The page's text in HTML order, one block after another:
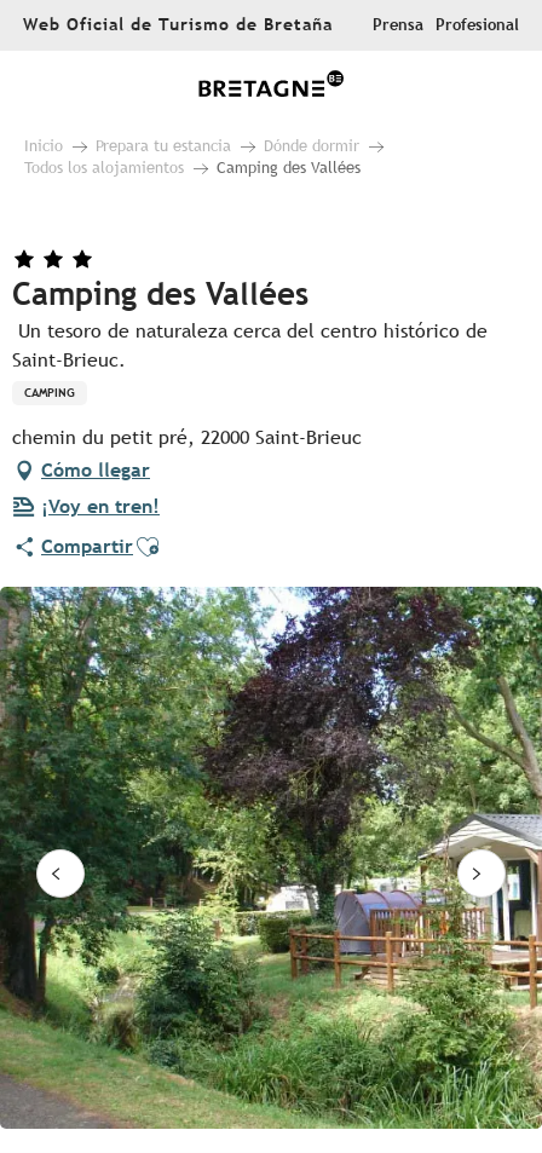
AllerWeb Oficial de Turismo de Bretaña Prensa Profesional
Inicio Prepara tu estancia
Dónde dormir
Todos los alojamientos
Camping des Vallées
Camping des Vallées
Un tesoro de naturaleza cerca del centro histórico de
Saint-Brieuc.
CAMPING
chemin du petit pré, 22000 Saint-Brieuc
Cómo llegar
¡Voy en tren!
CompartirAjouter aux favoris